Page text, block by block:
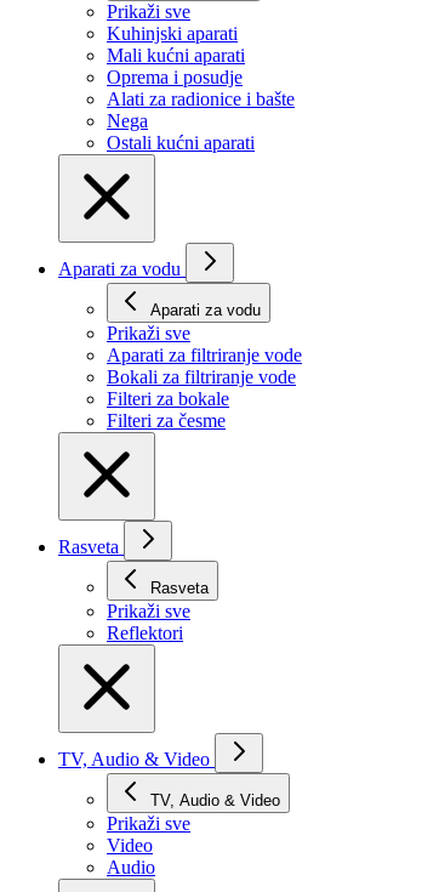
Prikaži svе
Kuhinjski aparati
Mali kućni aparati
Oprema i posudje
Alati za radionice i bašte
Nega
Ostali kućni aparati
Aparati za vodu
Aparati za vodu
Prikaži svе
Aparati za filtriranje vode
Bokali za filtriranje vode
Filteri za bokale
Filteri za česme
Rasveta
Rasveta
Prikaži svе
Reflektori
TV, Audio & Video
TV, Audio & Video
Prikaži svе
Video
Audio